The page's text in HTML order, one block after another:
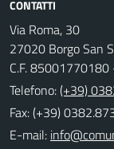
CONTATTI
Via Roma, 30
27020 Borgo San
C.F.
Telefono:(+39)
Fax: (+39)
E-mail: